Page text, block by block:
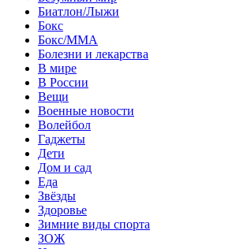
Биатлон/Лыжи
Бокс
Бокс/MMA
Болезни и лекарства
В мире
В России
Вещи
Военные новости
Волейбол
Гаджеты
Дети
Дом и сад
Еда
Звёзды
Здоровье
Зимние виды спорта
ЗОЖ